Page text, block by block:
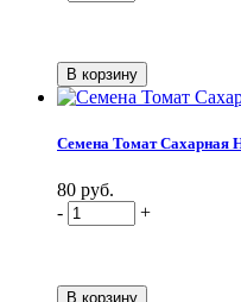
Семена Томат Сахарная
80 руб.
-
+